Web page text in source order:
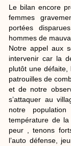
Le bilan encore
femmes
portées
hommes de
Notre appel aux
intervenir car la
plutôt une défaite,
patrouilles de
et de notre
s’attaquer au
notre
température de
peur , tenons
l’auto défense,